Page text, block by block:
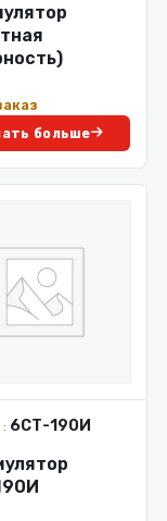
больше
6СТ-190И